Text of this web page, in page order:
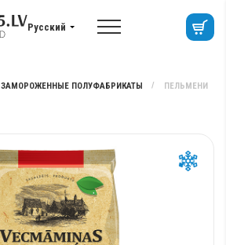
Русский
ЗАМОРОЖЕННЫЕ ПОЛУФАБРИКАТЫ
ПЕЛЬМЕНИ